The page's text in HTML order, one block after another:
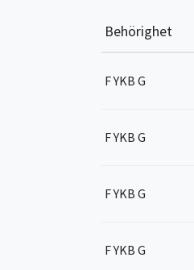
Behörighet
F YKB G
F YKB G
F YKB G
F YKB G